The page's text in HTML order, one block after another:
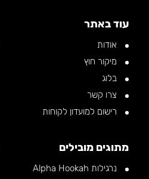
עוד באתר
אודות
מיקור חוץ
בלוג
צרו קשר
רישום למועדון לקוחות
מתוגים מובילים
נרגילות Alpha Hookah